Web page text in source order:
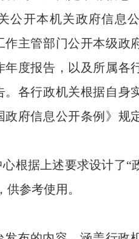
公开本机关政府信息
作主管部门公开本级政
年度报告，以及所属各
。各行政机关根据自身
政府信息公开条例》规
根据上述要求设计了“
供参考使用。